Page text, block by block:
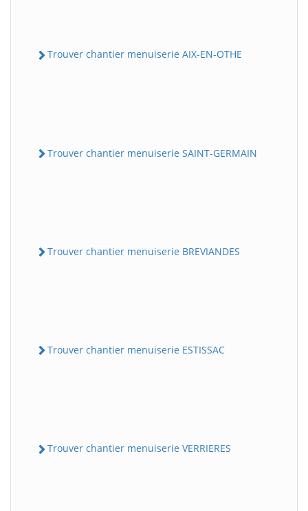
Trouver chantier menuiserie AIX-EN-OTHE
Trouver chantier menuiserie SAINT-GERMAIN
Trouver chantier menuiserie BREVIANDES
Trouver chantier menuiserie ESTISSAC
Trouver chantier menuiserie VERRIERES